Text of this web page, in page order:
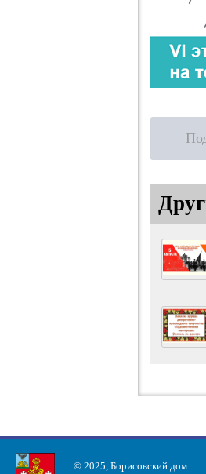
© 2025, Борисовский дом